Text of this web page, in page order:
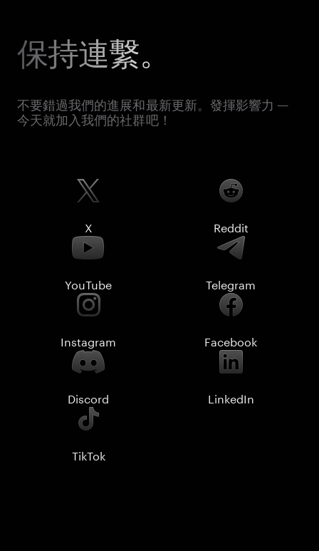
保持連繫。
不要錯過我們的進展和最新更新。發揮影響力 —
今天就加入我們的社群吧！
X Reddit
YouTube Telegram
Instagram Facebook
Discord LinkedIn
TikTok